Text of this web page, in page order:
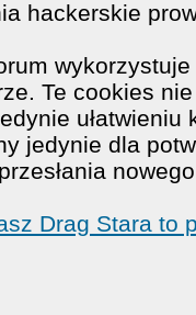
hackerskie
Te cookies
jedynie dla
Drag Stara to